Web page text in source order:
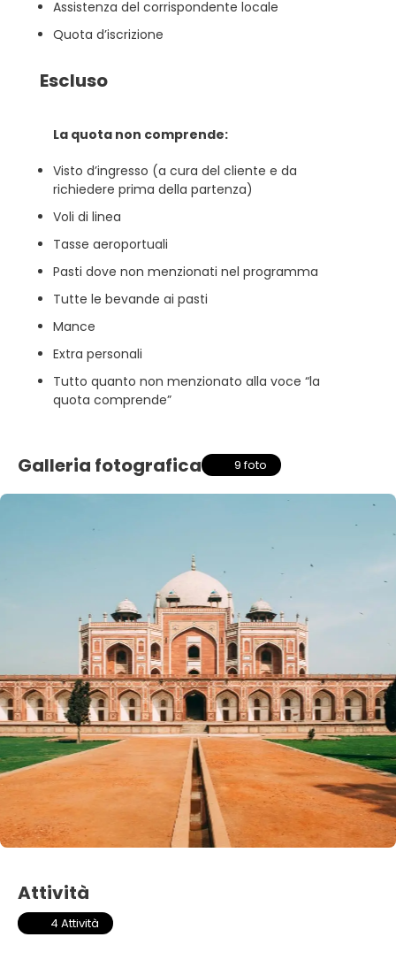
Assistenza del corrispondente locale
Quota d’iscrizione
Escluso
La quota non comprende:
Visto d’ingresso (a cura del cliente e da
richiedere prima della partenza)
Voli di linea
Tasse aeroportuali
Pasti dove non menzionati nel programma
Tutte le bevande ai pasti
Mance
Extra personali
Tutto quanto non menzionato alla voce “la
quota comprende”
Galleria fotografica 9 foto
Attività
4 Attività